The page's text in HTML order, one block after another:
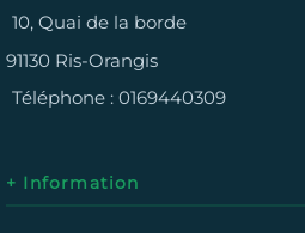
10, Quai de la borde
91130 Ris-Orangis
Téléphone : 0169440309
+ Information